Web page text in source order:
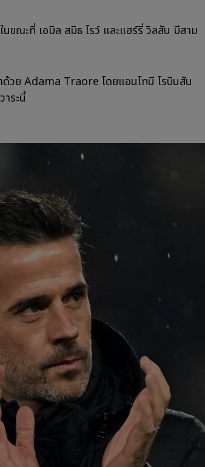
นขณะที่ เอมิล สมิธ โรว์ และแฮร์รี่ วิลสัน มีสาม
ด้วย Adama Traore โดยแอนโทนี โรบินสัน
ระนี้